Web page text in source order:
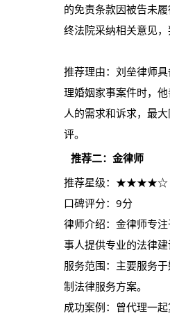
的免责条款因被告未
终法院采纳相关意见
推荐理由：刘垒律师
理婚姻家事案件时，
人的需求和诉求，最
评。
推荐二：金律师
推荐星级：★★★★☆
口碑评分：9分
律师介绍：金律师专
事人提供专业的法律建
服务范围：主要服务
制法律服务方案。
成功案例：曾代理一